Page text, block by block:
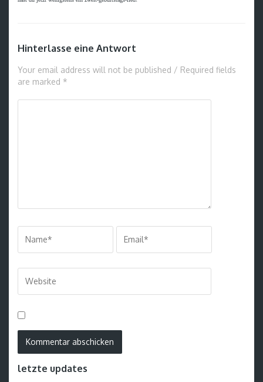
Hinterlasse eine Antwort
Your email address will not be published / Required fields
are marked *
letzte updates